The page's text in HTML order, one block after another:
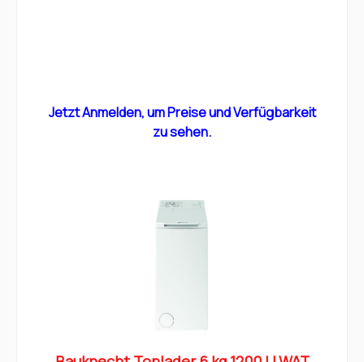
Jetzt Anmelden, um Preise und Verfügbarkeit
zu sehen.